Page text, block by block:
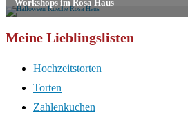
Meine Lieblingslisten
Hochzeitstorten
Torten
Zahlenkuchen